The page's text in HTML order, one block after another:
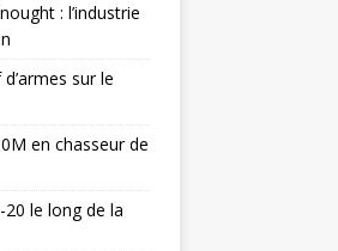
: l’industrie
sur le
en chasseur de
20 le long de la